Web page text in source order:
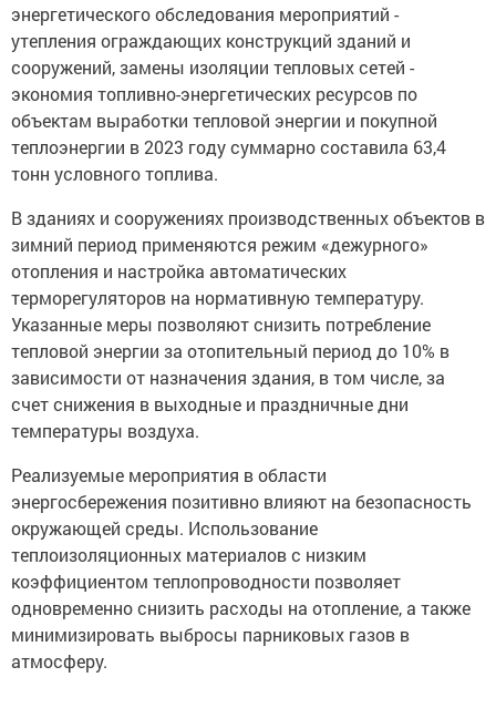
энергетического обследования мероприятий -
утепления ограждающих конструкций зданий и
сооружений, замены изоляции тепловых сетей -
экономия топливно-энергетических ресурсов по
объектам выработки тепловой энергии и покупной
теплоэнергии в 2023 году суммарно составила 63,4
тонн условного топлива.
В зданиях и сооружениях производственных объектов в
зимний период применяются режим «дежурного»
отопления и настройка автоматических
терморегуляторов на нормативную температуру.
Указанные меры позволяют снизить потребление
тепловой энергии за отопительный период до 10% в
зависимости от назначения здания, в том числе, за
счет снижения в выходные и праздничные дни
температуры воздуха.
Реализуемые мероприятия в области
энергосбережения позитивно влияют на безопасность
окружающей среды. Использование
теплоизоляционных материалов с низким
коэффициентом теплопроводности позволяет
одновременно снизить расходы на отопление, а также
минимизировать выбросы парниковых газов в
атмосферу.